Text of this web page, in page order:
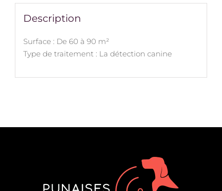
Description
Surface : De 60 à 90 m²
Type de traitement : La détection canine